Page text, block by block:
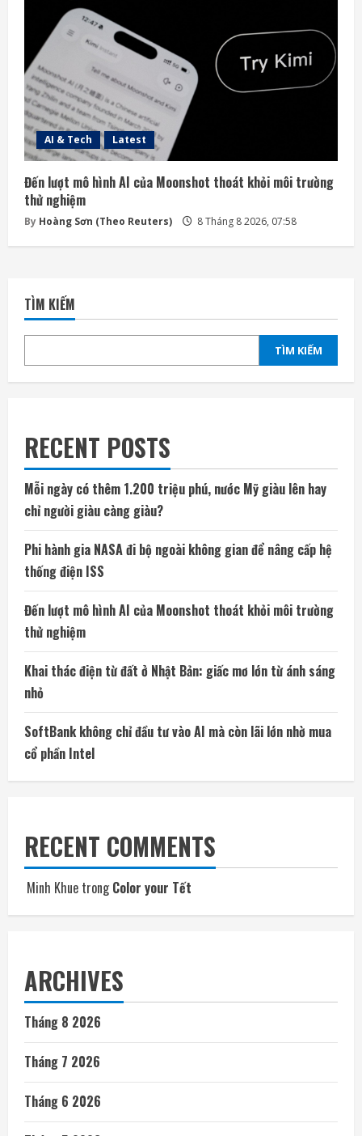
AI & Tech Latest
Đến lượt mô hình AI của Moonshot thoát khỏi môi trường
thử nghiệm
By Hoàng Sơn (Theo Reuters) 8 Tháng 8 2026, 07:58
TÌM KIẾM
TÌM KIẾM
RECENT POSTS
Mỗi ngày có thêm 1.200 triệu phú, nước Mỹ giàu lên hay
chỉ người giàu càng giàu?
Phi hành gia NASA đi bộ ngoài không gian để nâng cấp hệ
thống điện ISS
Đến lượt mô hình AI của Moonshot thoát khỏi môi trường
thử nghiệm
Khai thác điện từ đất ở Nhật Bản: giấc mơ lớn từ ánh sáng
nhỏ
SoftBank không chỉ đầu tư vào AI mà còn lãi lớn nhờ mua
cổ phần Intel
RECENT COMMENTS
Minh Khue trongColor your Tết
ARCHIVES
Tháng 8 2026
Tháng 7 2026
Tháng 6 2026